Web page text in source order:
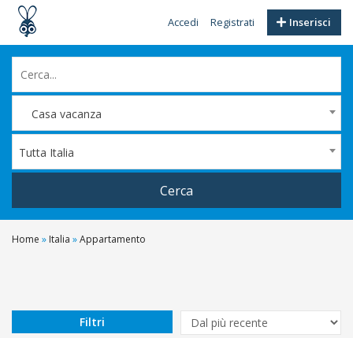
Inserisci
Accedi Registrati
Casa vacanza
Tutta Italia
Cerca
Da
Home » Italia »Appartamento
Filtri